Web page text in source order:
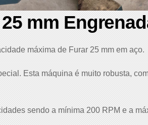
mm
máxima de Furar 25 mm em aço.
Esta máquina é muito robusta,
sendo a mínima 200 RPM e a